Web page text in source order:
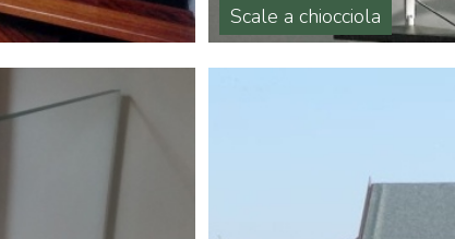
Scale a chiocciola